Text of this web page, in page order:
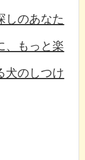
しのあなた
、もっと楽
犬のしつけ